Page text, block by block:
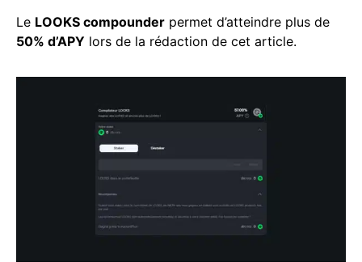
Le LOOKS compounder permet d’atteindre plus de
50% d’APY lors de la rédaction de cet article.